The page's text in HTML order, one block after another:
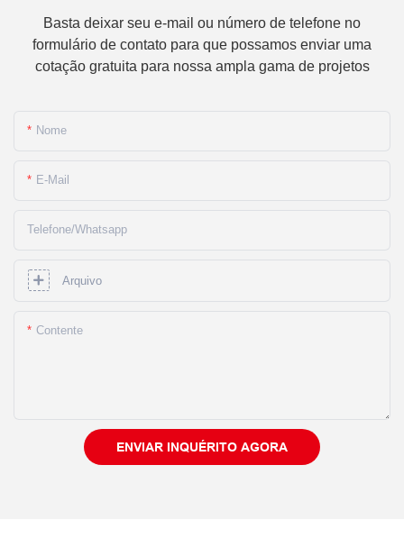
Basta deixar seu e-mail ou número de telefone no
formulário de contato para que possamos enviar uma
cotação gratuita para nossa ampla gama de projetos
Nome
E-Mail
Telefone/whatsapp
Arquivo
Contente
ENVIAR INQUÉRITO AGORA